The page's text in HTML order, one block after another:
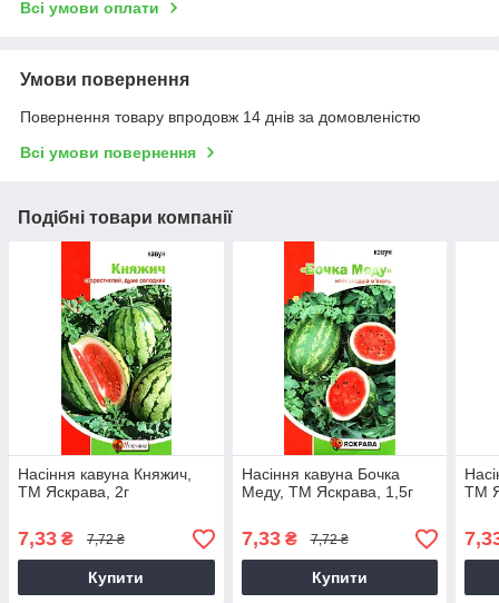
Всі умови оплати
Умови повернення
Повернення товару впродовж 14 днів за домовленістю
Всі умови повернення
Подібні товари компанії
Насіння кавуна Княжич,
ТМ Яскрава, 2г
7,33 ₴ 7,72 ₴
Купити
Насіння кавуна Бочка
Меду, ТМ Яскрава, 1,5г
7,33₴ 7,72 ₴
Купити
ТМ